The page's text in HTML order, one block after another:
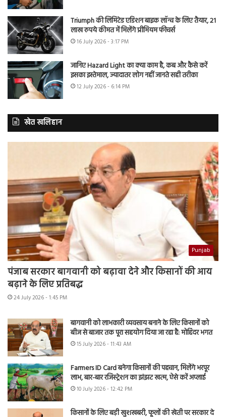
Triumph की लिमिटेड एडिशन बाइक लॉन्च के लिए तैयार, 21
लाख रुपये कीमत में मिलेंगे प्रीमियम फीचर्स
16 July 2026 - 3:17 PM
जानिए Hazard Light का क्या काम है, कब और कैसे करें
इसका इस्तेमाल, ज्यादातर लोग नहीं जानते सही तरीका
12 July 2026 - 6:14 PM
खेत खलिहान
Punjab
पंजाब सरकार बागवानी को बढ़ावा देने और किसानों की आय
बढ़ाने के लिए प्रतिबद्ध
24 July 2026 - 1:45 PM
बागवानी को लाभकारी व्यवसाय बनाने के लिए किसानों को
बीज से बाजार तक पूरा सहयोग दिया जा रहा है: मोहिंदर भगत
15 July 2026 - 11:43 AM
Farmers ID Card बनेगा किसानों की पहचान, मिलेंगे भरपूर
लाभ, बार-बार रजिस्ट्रेशन का झंझट खत्म, ऐसे करें अप्लाई
10 July 2026 - 12:42 PM
किसानों के लिए बड़ी खुशखबरी, फूलों की खेती पर सरकार दे